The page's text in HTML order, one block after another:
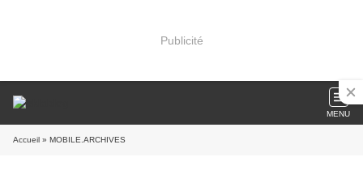
Publicité
MENU
Accueil » MOBILE.ARCHIVES